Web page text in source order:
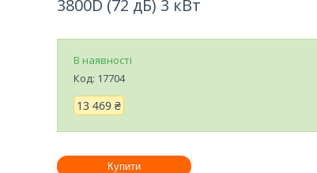
3800D (72 дБ) 3 кВт
В наявності
Код: 17704
13 469 ₴
Купити